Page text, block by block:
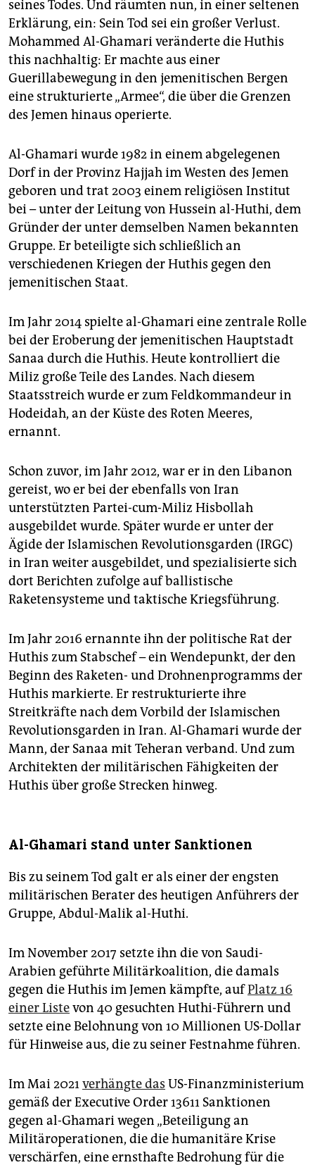
seines Todes. Und räumten nun, in einer seltenen
Erklärung, ein: Sein Tod sei ein großer Verlust.
Mohammed Al-Ghamari veränderte die Huthis
this nachhaltig: Er machte aus einer
Guerillabewegung in den jemenitischen Bergen
eine strukturierte „Armee“, die über die Grenzen
des Jemen hinaus operierte.
Al-Ghamari wurde 1982 in einem abgelegenen
Dorf in der Provinz Hajjah im Westen des Jemen
geboren und trat 2003 einem religiösen Institut
bei – unter der Leitung von Hussein al-Huthi, dem
Gründer der unter demselben Namen bekannten
Gruppe. Er beteiligte sich schließlich an
verschiedenen Kriegen der Huthis gegen den
jemenitischen Staat.
Im Jahr 2014 spielte al-Ghamari eine zentrale Rolle
bei der Eroberung der jemenitischen Hauptstadt
Sanaa durch die Huthis. Heute kontrolliert die
Miliz große Teile des Landes. Nach diesem
Staatsstreich wurde er zum Feldkommandeur in
Hodeidah, an der Küste des Roten Meeres,
ernannt.
Schon zuvor, im Jahr 2012, war er in den Libanon
gereist, wo er bei der ebenfalls von Iran
unterstützten Partei-cum-Miliz Hisbollah
ausgebildet wurde. Später wurde er unter der
Ägide der Islamischen Revolutionsgarden (IRGC)
in Iran weiter ausgebildet, und spezialisierte sich
dort Berichten zufolge auf ballistische
Raketensysteme und taktische Kriegsführung.
Im Jahr 2016 ernannte ihn der politische Rat der
Huthis zum Stabschef – ein Wendepunkt, der den
Beginn des Raketen- und Drohnenprogramms der
Huthis markierte. Er restrukturierte ihre
Streitkräfte nach dem Vorbild der Islamischen
Revolutionsgarden in Iran. Al-Ghamari wurde der
Mann, der Sanaa mit Teheran verband. Und zum
Architekten der militärischen Fähigkeiten der
Huthis über große Strecken hinweg.
Al-Ghamari stand unter Sanktionen
Bis zu seinem Tod galt er als einer der engsten
militärischen Berater des heutigen Anführers der
Gruppe, Abdul-Malik al-Huthi.
Im November 2017 setzte ihn die von Saudi-
Arabien geführte Militärkoalition, die damals
gegen die Huthis im Jemen kämpfte, aufPlatz 16
einer Listevon 40 gesuchten Huthi-Führern und
setzte eine Belohnung von 10 Millionen US-Dollar
für Hinweise aus, die zu seiner Festnahme führen.
Im Mai 2021verhängte das US-Finanzministerium
gemäß der Executive Order 13611 Sanktionen
gegen al-Ghamari wegen „Beteiligung an
Militäroperationen, die die humanitäre Krise
verschärfen, eine ernsthafte Bedrohung für die